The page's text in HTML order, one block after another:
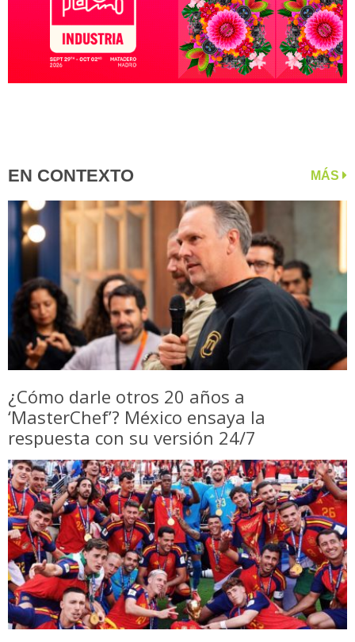
EN CONTEXTO MÁS
¿Cómo darle otros 20 años a
‘MasterChef’? México ensaya la
respuesta con su versión 24/7